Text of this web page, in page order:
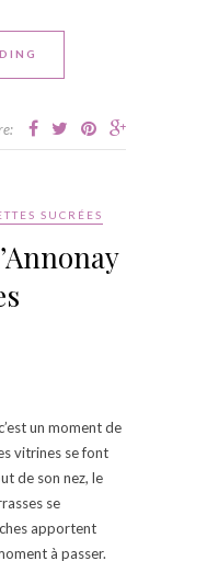
SUCRÉES
un moment de
vitrines se font
de son nez, le
se
apportent
à passer.